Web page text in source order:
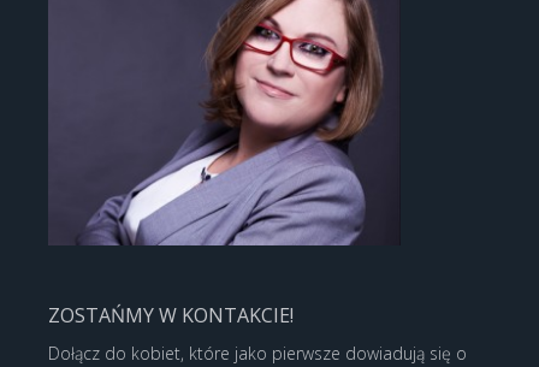
ZOSTAŃMY W KONTAKCIE!
Dołącz do kobiet, które jako pierwsze dowiadują się o